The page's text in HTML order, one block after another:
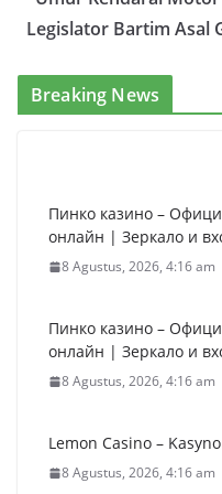
Legislator Bartim Asal
Breaking News
Пинко казино –
онлайн | Зеркало и
8 Agustus, 2026, 4:16 am
Пинко казино –
онлайн | Зеркало и
8 Agustus, 2026, 4:16 am
Lemon Casino –
8 Agustus, 2026, 4:16 am